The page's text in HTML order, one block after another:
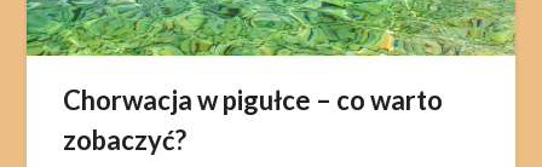
Chorwacja w pigułce – co warto
zobaczyć?